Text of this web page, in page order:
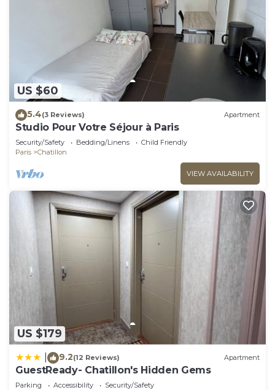
US $60
5.4(3 Reviews) Apartment
Studio Pour Votre Séjour à Paris
Security/Safety Bedding/Linens
Child Friendly
Paris
Chatillon
VIEW AVAILABILITY
US $179
9.2(12 Reviews) Apartment
GuestReady- Chatillon's Hidden Gems
Parking Accessibility
Security/Safety